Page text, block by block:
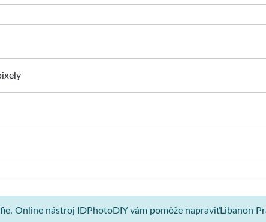
Online nástroj IDPhotoDIY vám pomôže napraviťLibanon